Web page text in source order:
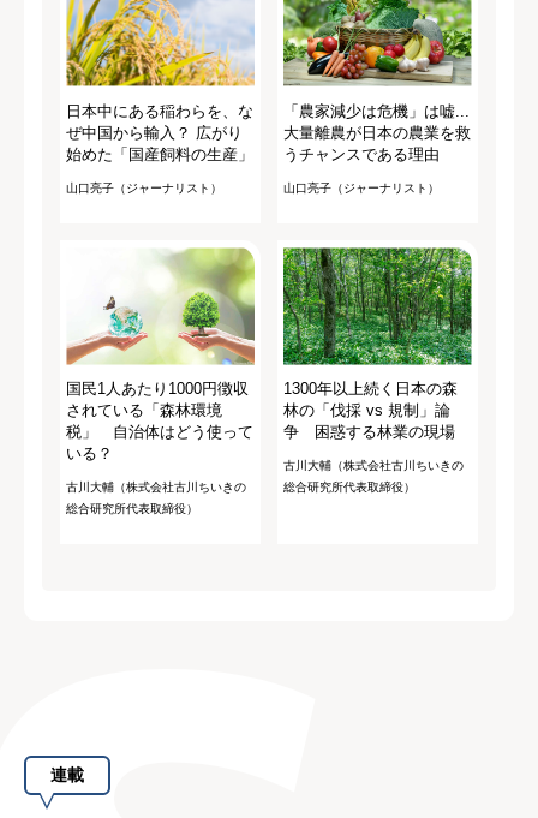
日本中にある稲わらを、な
ぜ中国から輸入？ 広がり
始めた「国産飼料の生産」
山口亮子（ジャーナリスト）
「農家減少は危機」は嘘...
大量離農が日本の農業を救
うチャンスである理由
山口亮子（ジャーナリスト）
国民1人あたり1000円徴収
されている「森林環境
税」 自治体はどう使って
いる？
古川大輔（株式会社古川ちいきの
総合研究所代表取締役）
1300年以上続く日本の森
林の「伐採 vs 規制」論
争 困惑する林業の現場
古川大輔（株式会社古川ちいきの
総合研究所代表取締役）
連載